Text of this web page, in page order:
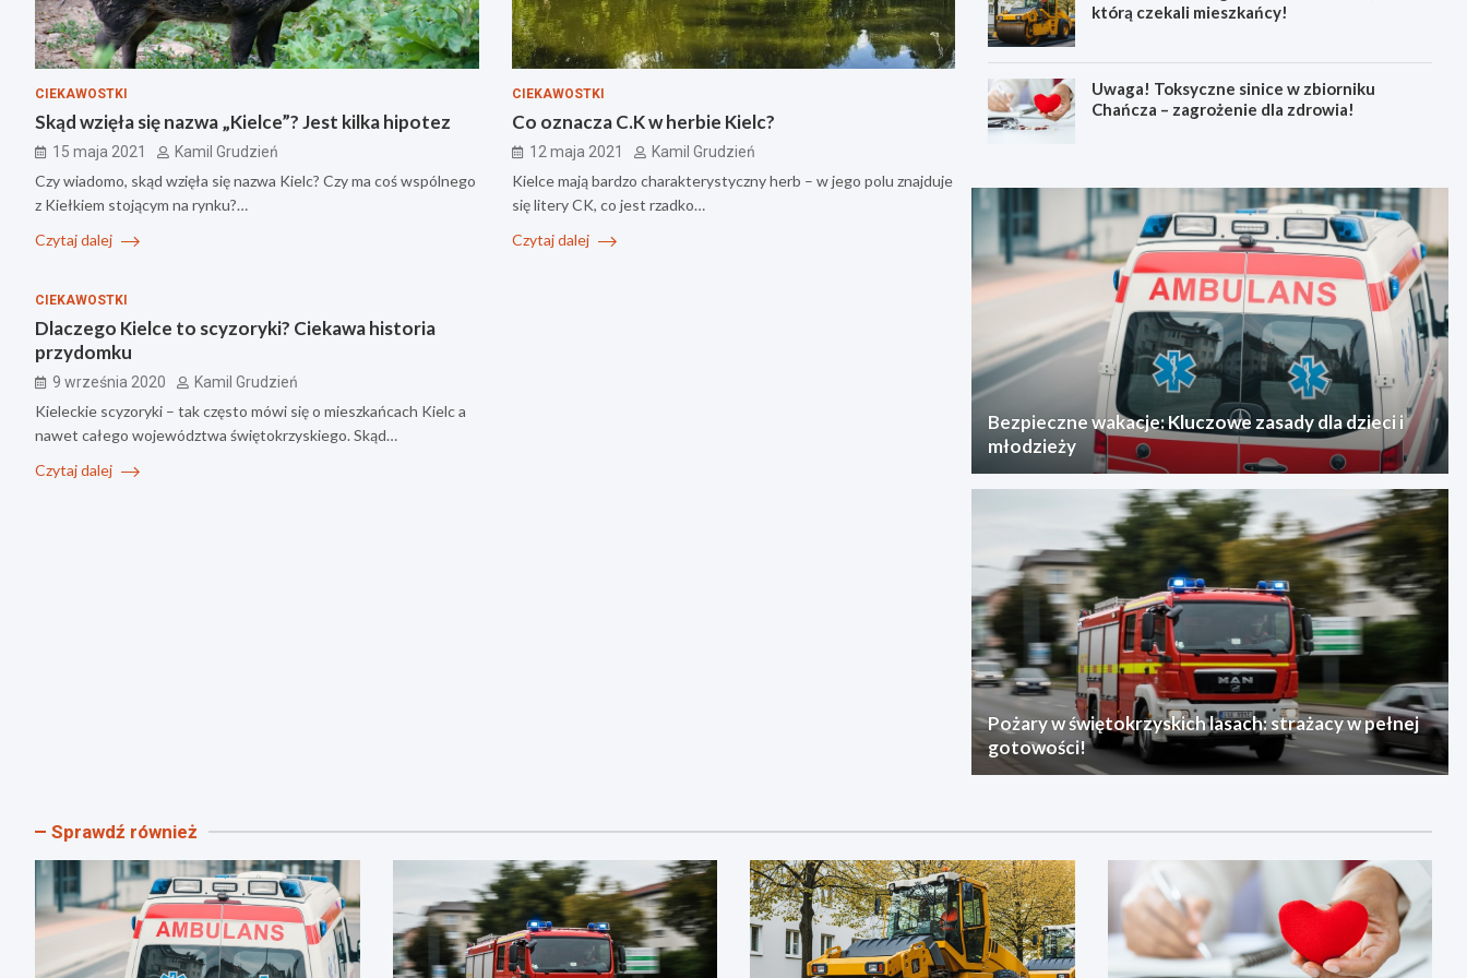
CIEKAWOSTKI
Skąd wzięła się nazwa „Kielce”? Jest kilka hipotez
15 maja 2021 Kamil Grudzień
Czy wiadomo, skąd wzięła się nazwa Kielc? Czy ma coś wspólnego
z Kiełkiem stojącym na rynku?…
Czytaj dalej
CIEKAWOSTKI
Co oznacza C.K w herbie Kielc?
12 maja 2021 Kamil Grudzień
Kielce mają bardzo charakterystyczny herb – w jego polu znajduje
się litery CK, co jest rzadko…
Czytaj dalej
CIEKAWOSTKI
Dlaczego Kielce to scyzoryki? Ciekawa historia
przydomku
9 września 2020 Kamil Grudzień
Kieleckie scyzoryki – tak często mówi się o mieszkańcach Kielc a
nawet całego województwa świętokrzyskiego. Skąd…
Czytaj dalej
którą czekali mieszkańcy!
Uwaga! Toksyczne sinice w zbiorniku
Chańcza – zagrożenie dla zdrowia!
Bezpieczne wakacje: Kluczowe zasady dla dzieci i
młodzieży
Pożary w świętokrzyskich lasach: strażacy w pełnej
gotowości!
Sprawdź również